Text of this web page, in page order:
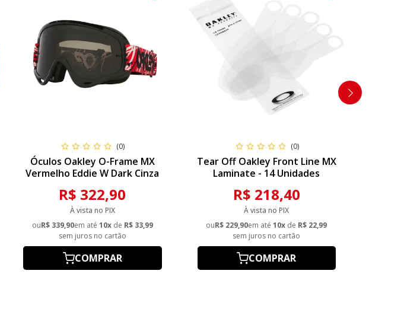
(0)
Óculos Oakley O-Frame MX
Vermelho Eddie W Dark Cinza
R$ 322,90
À vista no PIX
ouR$ 339,90em até 10xde R$ 33,99
sem juros no cartão
COMPRAR
(0)
Tear Off Oakley Front Line MX
Laminate - 14 Unidades
R$ 218,40
À vista no PIX
ouR$ 229,90em até10x de R$ 22,99
sem juros no cartão
COMPRAR